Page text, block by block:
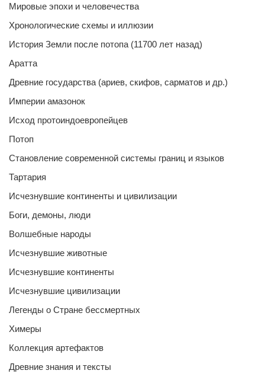
Мировые эпохи и человечества
Хронологические схемы и иллюзии
История Земли после потопа (11700 лет назад)
Аратта
Древние государства (ариев, скифов, сарматов и др.)
Империи амазонок
Исход протоиндоевропейцев
Потоп
Становление современной системы границ и языков
Тартария
Исчезнувшие континенты и цивилизации
Боги, демоны, люди
Волшебные народы
Исчезнувшие животные
Исчезнувшие континенты
Исчезнувшие цивилизации
Легенды о Стране бессмертных
Химеры
Коллекция артефактов
Древние знания и тексты